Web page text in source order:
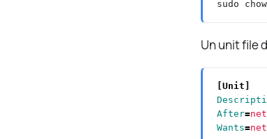
Un unit file
[Unit]
After=
Wants=